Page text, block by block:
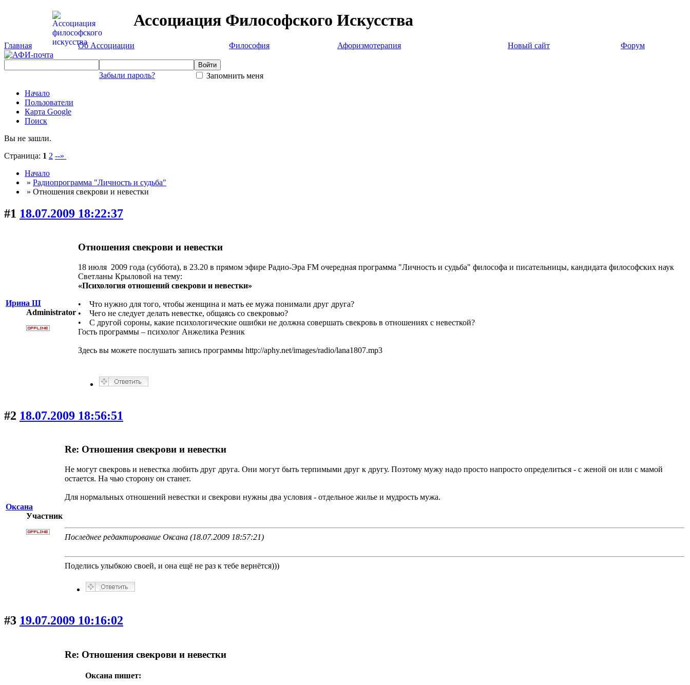
Ассоциация Философского Искусства
Главная Об Ассоциации Философия Афоризмотерапия Новый сайт Форум
Забыли пароль?
Запомнить меня
Начало
Пользователи
Карта Google
Поиск
Вы не зашли.
Страница: 1 2 --»
Начало
» Радиопрограмма "Личность и судьба"
» Отношения свекрови и невестки
#1 18.07.2009 18:22:37
Ирина Ш
Administrator
Отношения свекрови и невестки
18 июля 2009 года (суббота), в 23.20 в прямом эфире Радио-Эра FM очередная программа "Личность и судьба" философа и писательницы, кандидата философских наук
Светланы Крыловой на тему:
«Психология отношений свекрови и невестки»
• Что нужно для того, чтобы женщина и мать ее мужа понимали друг друга?
• Чего не следует делать невестке, общаясь со свекровью?
• С другой сороны, какие психологические ошибки не должна совершать свекровь в отношениях с невесткой?
Гость программы – психолог Анжелика Резник
Здесь вы можете послушать запись программы http://aphy.net/images/radio/lana1807.mp3
#2 18.07.2009 18:56:51
Оксана
Участник
Re: Отношения свекрови и невестки
Не могут свекровь и невестка любить друг друга. Они могут быть терпимыми друг к другу. Поэтому мужу надо просто напросто определиться - с женой он или с мамой
остается. На чью сторону он станет.
Для нормальных отношений невестки и свекрови нужны два условия - отдельное жилье и мудрость мужа.
Последнее редактирование Оксана (18.07.2009 18:57:21)
Поделись улыбкою своей, и она ещё не раз к тебе вернётся)))
#3 19.07.2009 10:16:02
Re: Отношения свекрови и невестки
Оксана пишет: